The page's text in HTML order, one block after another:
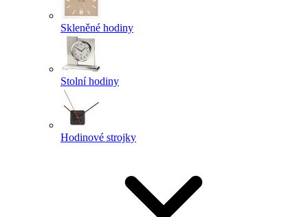
Skleněné hodiny
Stolní hodiny
Hodinové strojky